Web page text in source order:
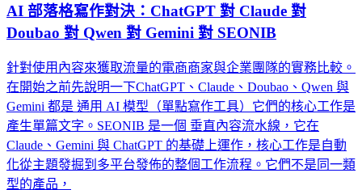
AI 部落格寫作對決：ChatGPT 對 Claude 對
Doubao 對 Qwen 對 Gemini 對 SEONIB
針對使用內容來獲取流量的電商商家與企業團隊的實務比較。
在開始之前先說明一下ChatGPT、Claude、Doubao、Qwen 與
Gemini 都是 通用 AI 模型（單點寫作工具）它們的核心工作是
產生單篇文字。SEONIB 是一個 垂直內容流水線，它在
Claude、Gemini 與 ChatGPT 的基礎上運作，核心工作是自動
化從主題發掘到多平台發佈的整個工作流程。它們不是同一類
型的產品，